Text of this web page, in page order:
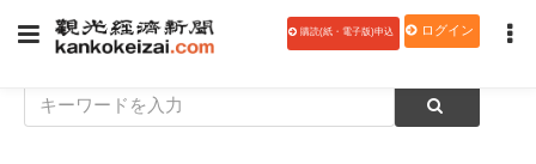
購読(紙・電子版)申込 ログイン